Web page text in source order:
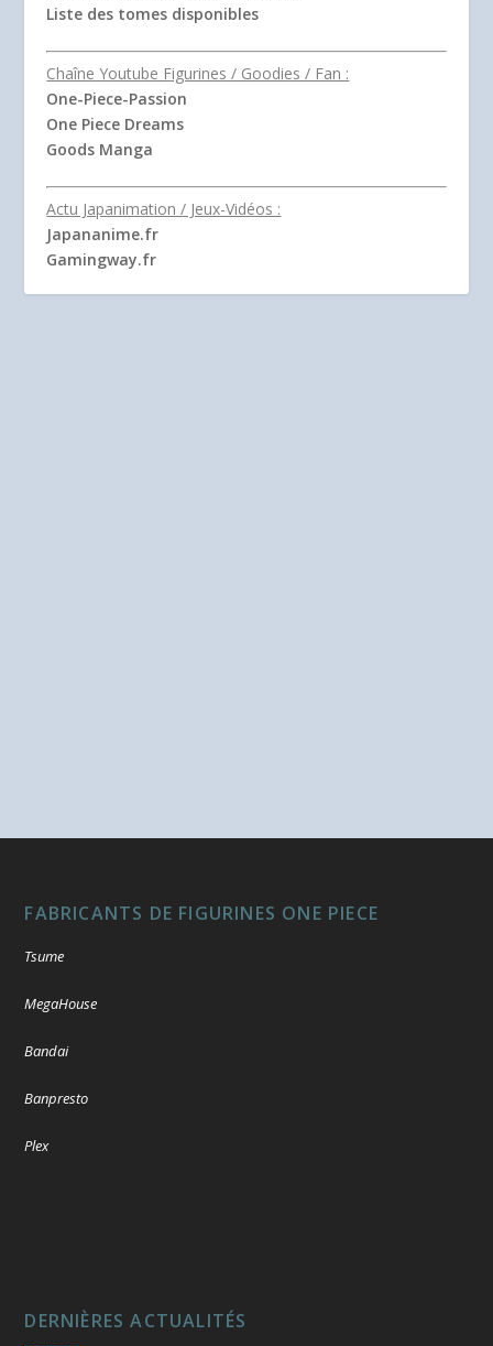
Liste des tomes disponibles
Chaîne Youtube Figurines / Goodies / Fan :
One-Piece-Passion
One Piece Dreams
Goods Manga
Actu Japanimation / Jeux-Vidéos :
Japananime.fr
Gamingway.fr
FABRICANTS DE FIGURINES ONE PIECE
Tsume
MegaHouse
Bandai
Banpresto
Plex
DERNIÈRES ACTUALITÉS